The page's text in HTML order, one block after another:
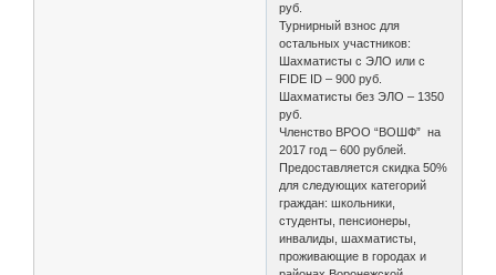
руб.
Турнирный взнос для
остальных участников:
Шахматисты с ЭЛО или с
FIDE ID – 900 руб.
Шахматисты без ЭЛО – 1350
руб.
Членство ВРОО “ВОШФ” на
2017 год – 600 рублей.
Предоставляется скидка 50%
для следующих категорий
граждан: школьники,
студенты, пенсионеры,
инвалиды, шахматисты,
проживающие в городах и